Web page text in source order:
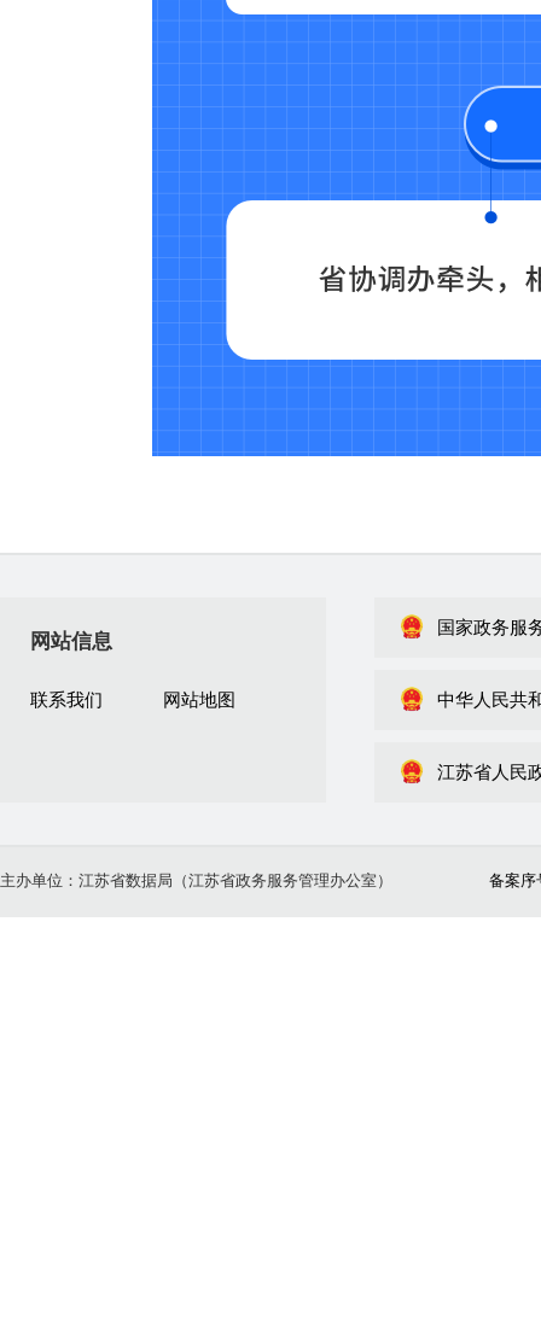
网站信息
联系我们 网站地图
国家政务服
中华人民共
江苏省人民
主办单位：江苏省数据局（江苏省政务服务管理办公室） 备案序